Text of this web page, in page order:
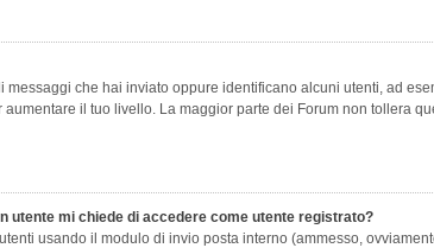
che hai inviato oppure identificano alcuni utenti, ad
il tuo livello. La maggior parte dei Forum non tollera
utente mi chiede di accedere come utente registrato?
usando il modulo di invio posta interno (ammesso,